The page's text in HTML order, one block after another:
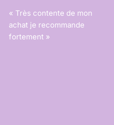
« Très contente de mon
achat je recommande
fortement »